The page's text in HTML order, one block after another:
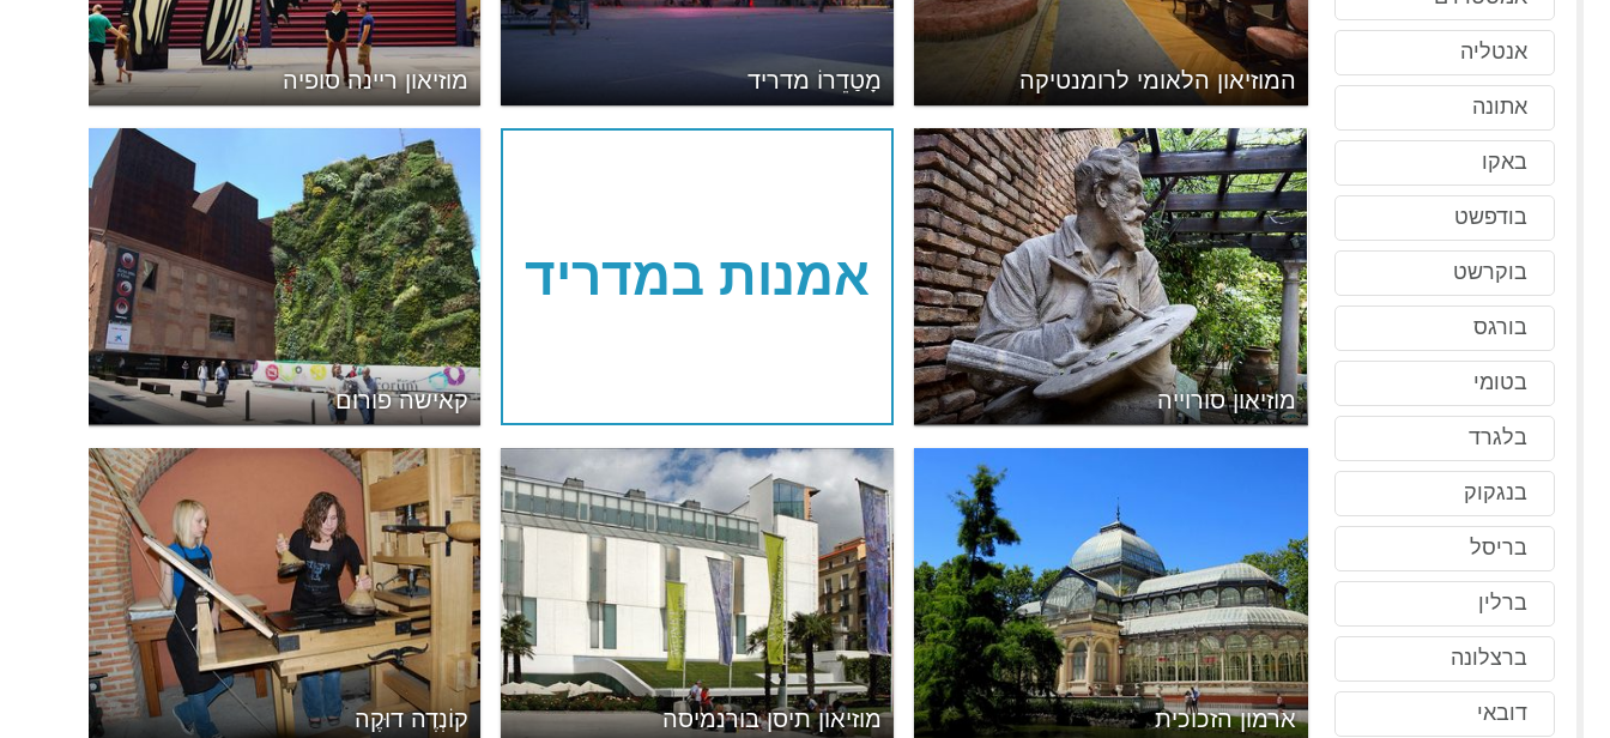
אנטליה
אתונה
באקו
בודפשט
בוקרשט
בורגס
בטומי
בלגרד
בנגקוק
בריסל
ברלין
ברצלונה
דובאי
מוזיאון ריינה סופיה מָטַדֵרוֹ מדריד המוזיאון הלאומי לרומנטיקה
קאישה פורום
אמנות במדריד
מוזיאון סורוייה
קוֹנְדֶה דוּקֶה מוזיאון תיסן בורנמיסה ארמון הזכוכית